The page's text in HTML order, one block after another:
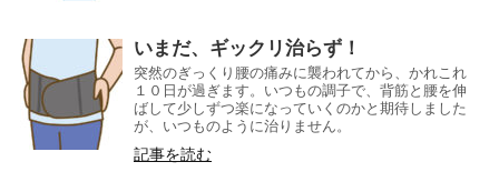
いまだ、ギックリ治らず！
突然のぎっくり腰の痛みに襲われてから、かれこれ
１０日が過ぎます。いつもの調子で、背筋と腰を伸
ばして少しずつ楽になっていくのかと期待しました
が、いつものように治りません。
記事を読む